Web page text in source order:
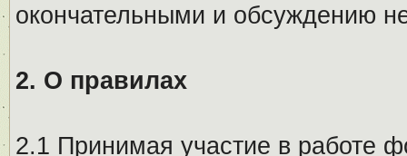
окончательными и обсуждению
2. О правилах
2.1 Принимая участие в работе